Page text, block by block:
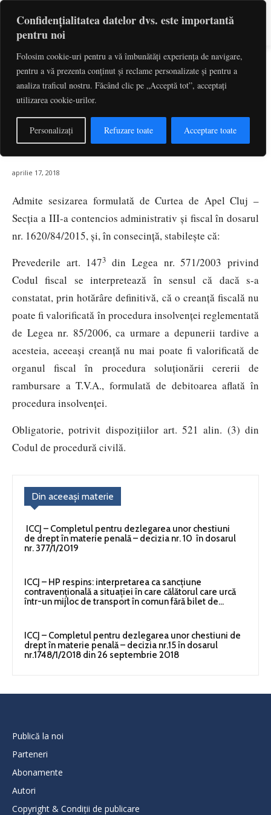
Confidențialitatea datelor dvs. este importantă
pentru noi
Folosim cookie-uri pentru a vă îmbunătăți experiența de navigare,
pentru a vă prezenta conținut și reclame personalizate și pentru a
analiza traficul nostru. Făcând clic pe „Acceptă tot”, acceptați
utilizarea cookie-urilor.
Personalizați Refuzare toate Acceptare toate
ICCJ – Completul pentru
dezlegarea unor chestiuni de
drept în materie civilă – decizia nr.
28 în dosarul nr.37/1/2018 din 16
aprilie 2018
aprilie 17, 2018
Admite sesizarea formulată de Curtea de Apel Cluj –
Secţia a III-a contencios administrativ şi fiscal în dosarul
nr. 1620/84/2015, şi, în consecinţă, stabileşte că:
Prevederile art. 1473 din Legea nr. 571/2003 privind
Codul fiscal se interpretează în sensul că dacă s-a
constatat, prin hotărâre definitivă, că o creanţă fiscală nu
poate fi valorificată în procedura insolvenţei reglementată
de Legea nr. 85/2006, ca urmare a depunerii tardive a
acesteia, aceeaşi creanţă nu mai poate fi valorificată de
organul fiscal în procedura soluţionării cererii de
rambursare a T.V.A., formulată de debitoarea aflată în
procedura insolvenţei.
Obligatorie, potrivit dispozițiilor art. 521 alin. (3) din
Codul de procedură civilă.
Din aceeași materie
ICCJ – Completul pentru dezlegarea unor chestiuni
de drept în materie penală – decizia nr. 10 în dosarul
nr. 377/1/2019
ICCJ – HP respins: interpretarea ca sancţiune
contravenţională a situaţiei în care călătorul care urcă
într-un mijloc de transport în comun fără bilet de...
ICCJ – Completul pentru dezlegarea unor chestiuni de
drept în materie penală – decizia nr.15 în dosarul
nr.1748/1/2018 din 26 septembrie 2018
Publică la noi
Parteneri
Abonamente
Autori
Copyright & Condiții de publicare